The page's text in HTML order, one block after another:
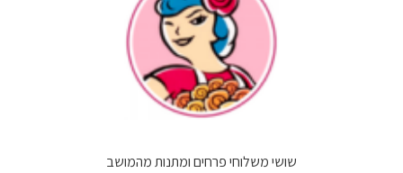
שושי משלוחי פרחים ומתנות מהמושב